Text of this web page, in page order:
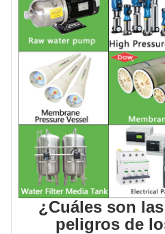
¿Cuáles son
peligros de